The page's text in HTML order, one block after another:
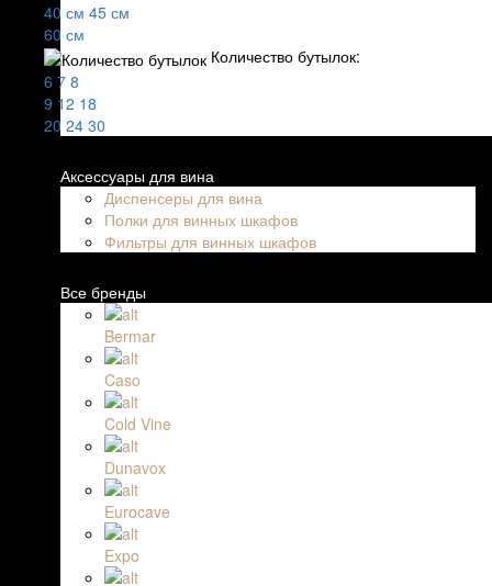
40 см 45 см
60 см
Количество бутылок:
6 7 8
9 12 18
20 24 30
Аксессуары для вина
Диспенсеры для вина
Полки для винных шкафов
Фильтры для винных шкафов
Все бренды
Bermar
Caso
Cold Vine
Dunavox
Eurocave
Expo